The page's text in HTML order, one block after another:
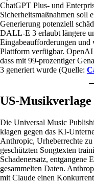
ChatGPT Plus- und
Sicherheitsmaßnahmen soll
Generierung potenziell
DALL-E 3 erlaubt längere
Eingabeaufforderungen
Plattform verfügbar.
dass mit 99-prozentiger
3 generiert wurde (Quelle:
US-
Die Universal Music
klagen gegen das KI-
Anthropic, Urheberrechte
geschützten Songtexten
Schadenersatz, entgangene
gesammelten Daten.
mit Claude einen